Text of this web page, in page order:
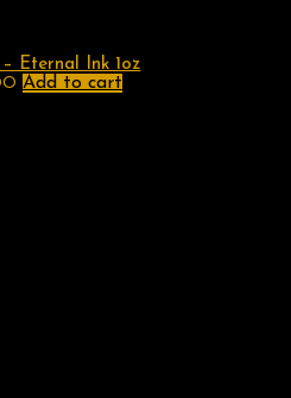
– Eternal Ink 1oz
Add to cart